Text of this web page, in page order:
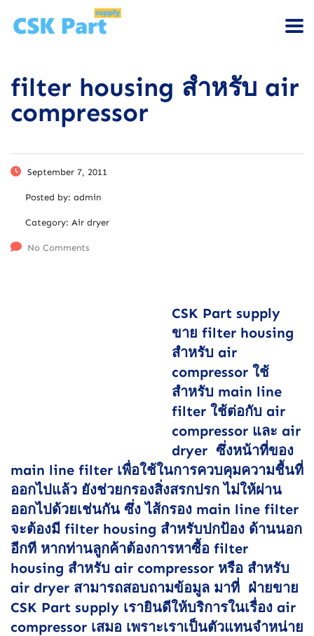
filter housing สำหรับ air
compressor
September 7, 2011
Posted by: admin
Category: Air dryer
No Comments
CSK Part supply
ขาย filter housing
สำหรับ air
compressor ใช้
สำหรับ main line
filter ใช้ต่อกับ air
compressor และ air
dryer ซึ่งหน้าที่ของ
main line filter เพื่อใช้ในการควบคุมความชื้นที่
ออกไปแล้ว ยังช่วยกรองสิ่งสรกปรก ไม่ให้ผ่าน
ออกไปด้วยเช่นกัน ซึ่ง ไส้กรอง main line filter
จะต้องมี filter housing สำหรับปกป้อง ด้านนอก
อีกที หากท่านลูกค้าต้องการหาซื้อ filter
housing สำหรับ air compressor หรือ สำหรับ
air dryer สามารถสอบถามข้อมูล มาที่ ฝ่ายขาย
CSK Part supply เรายินดีให้บริการในเรื่อง air
compressor เสมอ เพราะเราเป็นตัวแทนจำหน่าย